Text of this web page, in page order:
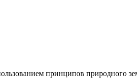
принципов природного